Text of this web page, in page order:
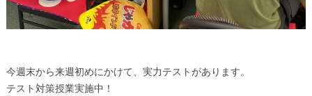
今週末から来週初めにかけて、実力テストがあります。
テスト対策授業実施中！